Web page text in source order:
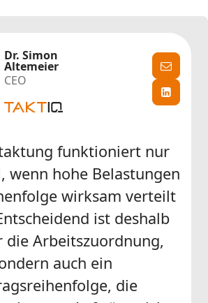
Dr. Simon
Altemeier
CEO
funktioniert nur
wenn hohe Belastungen
wirksam verteilt
ist deshalb
die Arbeitszuordnung,
auch ein
die